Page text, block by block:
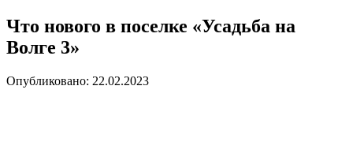
Что нового в поселке «Усадьба на
Волге 3»
Опубликовано: 22.02.2023